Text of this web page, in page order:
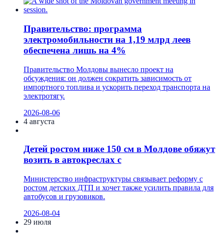
Правительство: программа
электромобильности на 1,19 млрд леев
обеспечена лишь на 4%
Правительство Молдовы вынесло проект на
обсуждения: он должен сократить зависимость от
импортного топлива и ускорить переход транспорта на
электротягу.
2026-08-06
4 августа
Детей ростом ниже 150 см в Молдове обяжут
возить в автокреслах с
Министерство инфраструктуры связывает реформу с
ростом детских ДТП и хочет также усилить правила для
автобусов и грузовиков.
2026-08-04
29 июля